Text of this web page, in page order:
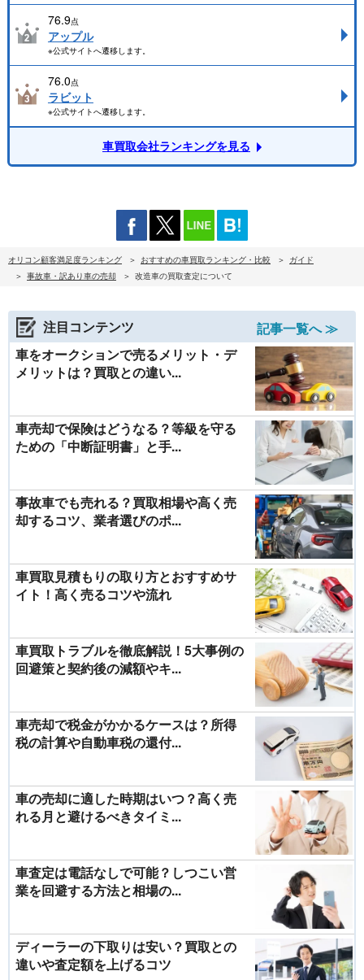
76.9点
アップル
※公式サイトへ遷移します。
76.0点
ラビット
※公式サイトへ遷移します。
車買取会社ランキングを見る
オリコン顧客満足度ランキング おすすめの車買取ランキング・比較
ガイド
事故車・訳あり車の売却
改造車の買取査定について
注目コンテンツ
記事一覧へ ≫
車をオークションで売るメリット・デ
メリットは？買取との違い...
車売却で保険はどうなる？等級を守る
ための「中断証明書」と手...
事故車でも売れる？買取相場や高く売
却するコツ、業者選びのポ...
車買取見積もりの取り方とおすすめサ
イト！高く売るコツや流れ
車買取トラブルを徹底解説！5大事例の
回避策と契約後の減額やキ...
車売却で税金がかかるケースは？所得
税の計算や自動車税の還付...
車の売却に適した時期はいつ？高く売
れる月と避けるべきタイミ...
車査定は電話なしで可能？しつこい営
業を回避する方法と相場の...
ディーラーの下取りは安い？買取との
違いや査定額を上げるコツ